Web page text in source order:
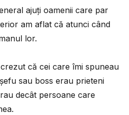
ajuți oamenii care par
am aflat că atunci când
lor.
că cei care îmi spuneau
sau boss erau prieteni
decât persoane care